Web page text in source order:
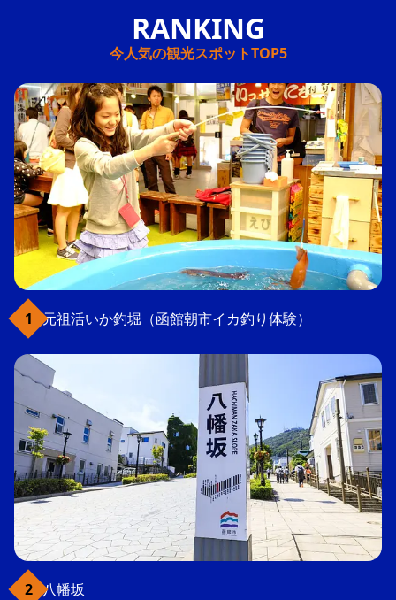
今人気の観光スポットTOP5
元祖活いか釣堀（函館朝市イカ釣り体験）
八幡坂